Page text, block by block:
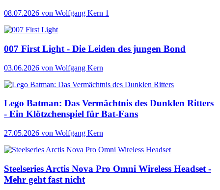
08.07.2026 von Wolfgang Kern 1
007 First Light - Die Leiden des jungen Bond
03.06.2026 von Wolfgang Kern
Lego Batman: Das Vermächtnis des Dunklen Ritters
- Ein Klötzchenspiel für Bat-Fans
27.05.2026 von Wolfgang Kern
Steelseries Arctis Nova Pro Omni Wireless Headset -
Mehr geht fast nicht